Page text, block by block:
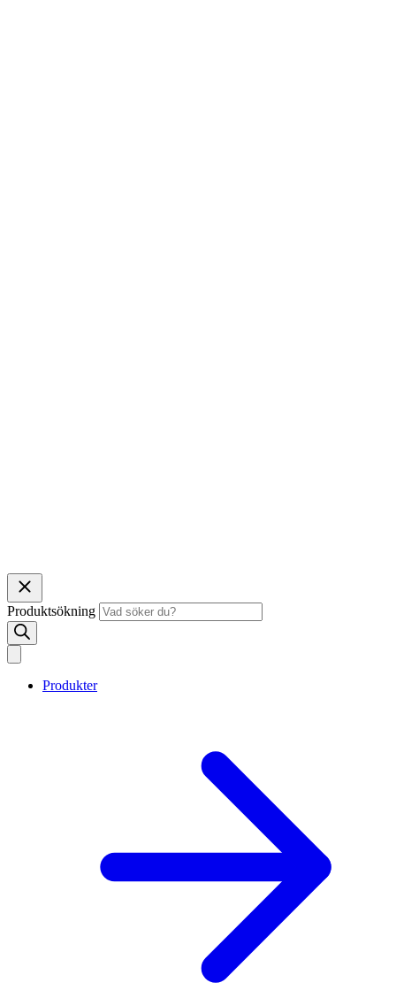
Produktsökning
Produkter